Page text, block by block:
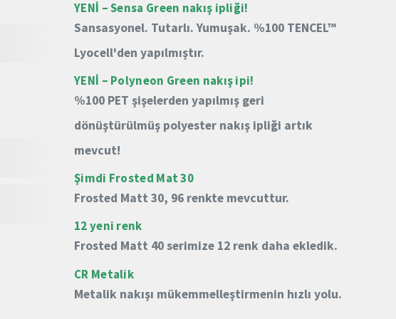
YENİ – Sensa Green nakış ipliği!
Sansasyonel. Tutarlı. Yumuşak. %100 TENCEL™
Lyocell'den yapılmıştır.
YENİ – Polyneon Green nakış ipi!
%100 PET şişelerden yapılmış geri
dönüştürülmüş polyester nakış ipliği artık
mevcut!
Şimdi Frosted Mat 30
Frosted Matt 30, 96 renkte mevcuttur.
12 yeni renk
Frosted Matt 40 serimize 12 renk daha ekledik.
CR Metalik
Metalik nakışı mükemmelleştirmenin hızlı yolu.